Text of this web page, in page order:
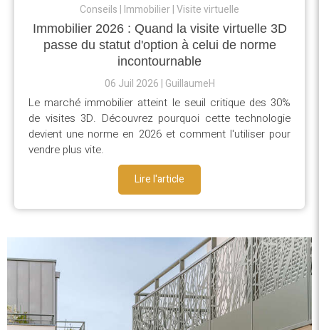
Conseils Immobilier Visite virtuelle
Immobilier 2026 : Quand la visite virtuelle 3D
passe du statut d'option à celui de norme
incontournable
06 Juil 2026 GuillaumeH
Le marché immobilier atteint le seuil critique des 30%
de visites 3D. Découvrez pourquoi cette technologie
devient une norme en 2026 et comment l'utiliser pour
vendre plus vite.
Lire l'article